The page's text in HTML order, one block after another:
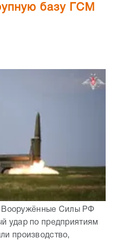
базу ГСМ
Вооружённые Силы РФ
удар по предприятиям
производство,